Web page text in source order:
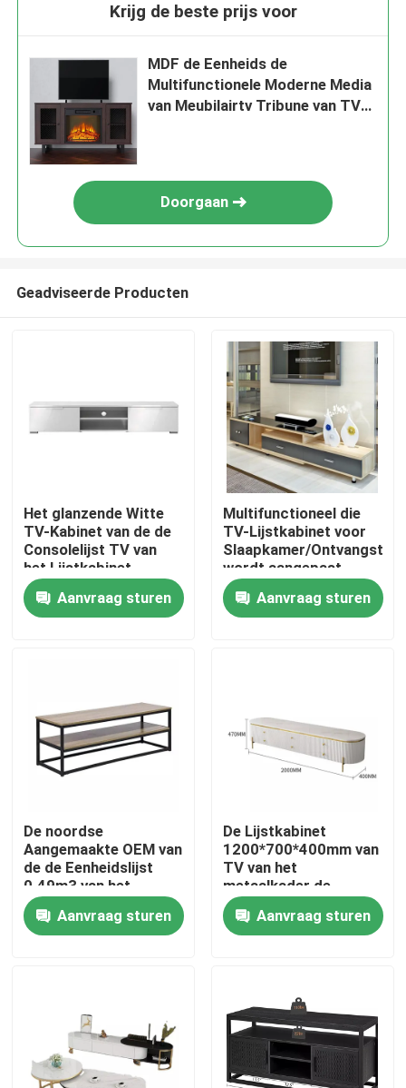
Huis
Producten
Fabrieksreis
Contacteer ons
Verzoek om een Citaat
Woonkamermeubilair
Eetkamer Furnitures
Krijg de beste prijs voor
MDF de Eenheids de
Multifunctionele Moderne Media
van Meubilairtv Tribune van TV
Doorgaan
Geadviseerde Producten
Het glanzende Witte
TV-Kabinet van de de
Consolelijst TV van
het Lijstkabinet
Rechthoekige
Gebouwde Houten
Aanvraag sturen
Multifunctioneel die
TV-Lijstkabinet voor
Slaapkamer/
wordt aangepast
Aanvraag sturen
De noordse
Aangemaakte OEM van
de de Eenheidslijst
0.49m3 van het
Glasvermaak dienst
Aanvraag sturen
De Lijstkabinet
1200*700*400mm van
TV van het
metaalkader de
Aangemaakte Eenheid
van GlastvAanvraag sturen